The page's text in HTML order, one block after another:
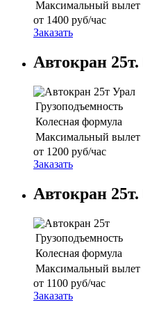
Максимальный вылет
от 1400 руб/час
Заказать
Автокран
Грузоподъемность
Колесная формула
Максимальный вылет
от 1200 руб/час
Заказать
Автокран
Грузоподъемность
Колесная формула
Максимальный вылет
от 1100 руб/час
Заказать